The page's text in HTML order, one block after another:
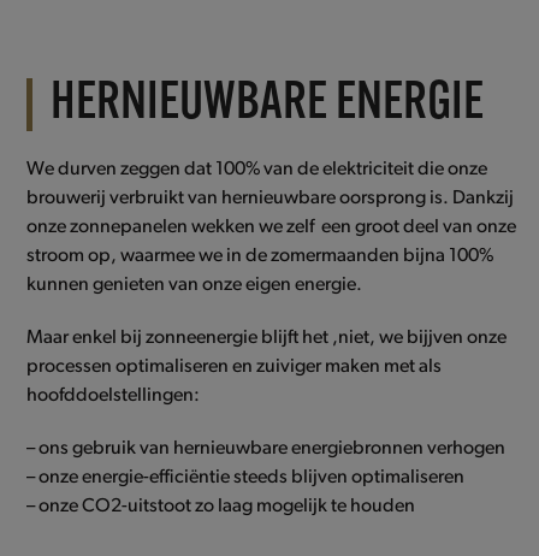
HERNIEUWBARE ENERGIE
We durven zeggen dat 100% van de elektriciteit die onze
brouwerij verbruikt van hernieuwbare oorsprong is. Dankzij
onze zonnepanelen wekken we zelf een groot deel van onze
stroom op, waarmee we in de zomermaanden bijna 100%
kunnen genieten van onze eigen energie.
Maar enkel bij zonneenergie blijft het ,niet, we bijjven onze
processen optimaliseren en zuiviger maken met als
hoofddoelstellingen:
– ons gebruik van hernieuwbare energiebronnen verhogen
– onze energie-efficiëntie steeds blijven optimaliseren
– onze CO2-uitstoot zo laag mogelijk te houden